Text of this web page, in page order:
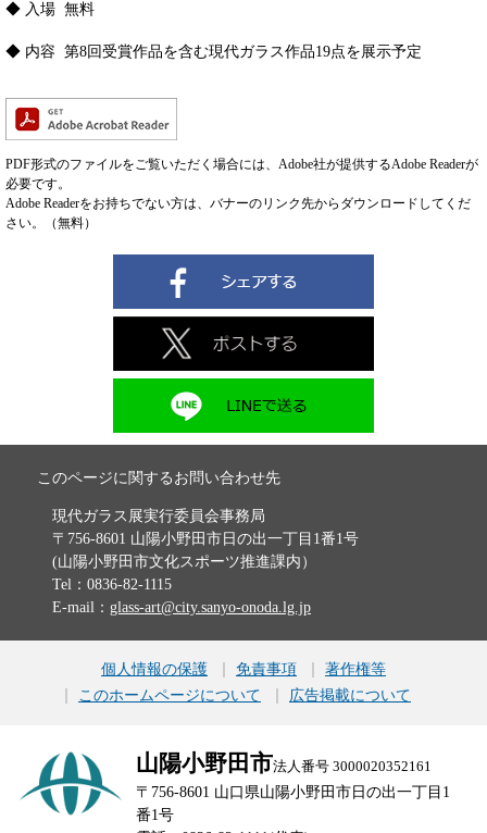
◆ 入場 無料
◆ 内容 第8回受賞作品を含む現代ガラス作品19点を展示予定
PDF形式のファイルをご覧いただく場合には、Adobe社が提供するAdobe Readerが
必要です。
Adobe Readerをお持ちでない方は、バナーのリンク先からダウンロードしてくだ
さい。（無料）
このページに関するお問い合わせ先
現代ガラス展実行委員会事務局
〒756-8601 山陽小野田市日の出一丁目1番1号
(山陽小野田市文化スポーツ推進課内）
Tel：0836-82-1115
E-mail： glass-art@city.sanyo-onoda.lg.jp
個人情報の保護 免責事項
著作権等
このホームページについて
広告掲載について
山陽小野田市法人番号 3000020352161
〒756-8601 山口県山陽小野田市日の出一丁目1
番1号